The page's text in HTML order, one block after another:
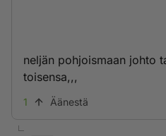
neljän pohjoismaan johto
toisensa,,,
1 Äänestä